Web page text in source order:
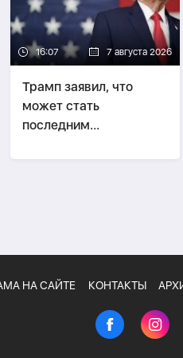
16:07 7 августа 2026
Трамп заявил, что
может стать
последним
республиканцем
НА САЙТЕ КОНТАКТЫ